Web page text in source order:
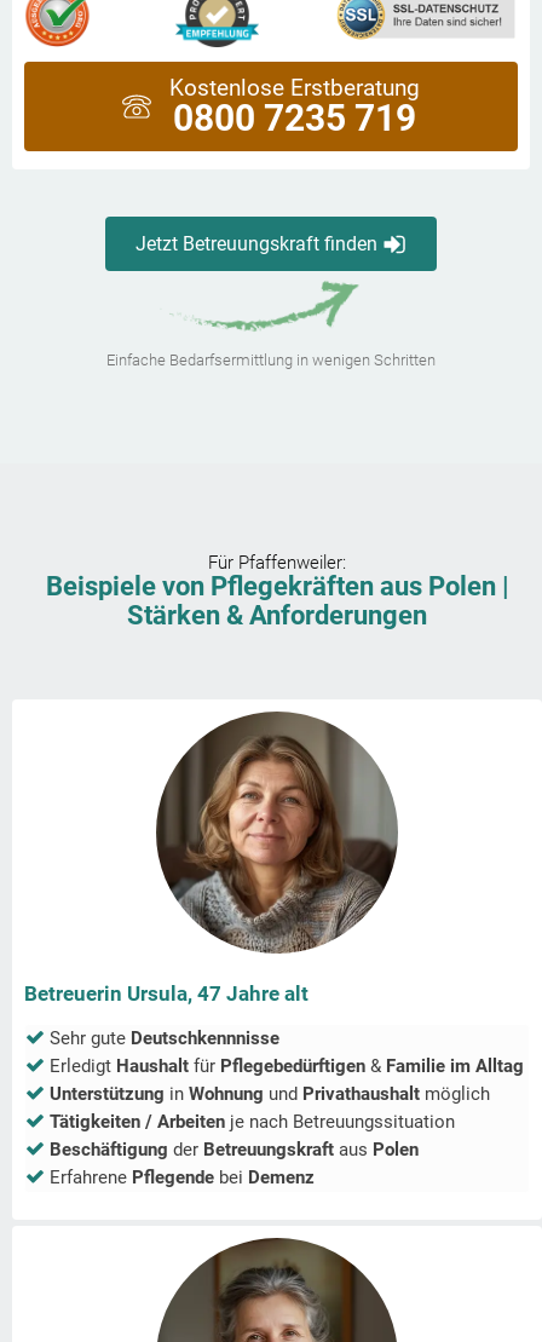
Kostenlose Erstberatung
0800 7235 719
Jetzt Betreuungskraft finden
Einfache Bedarfsermittlung in wenigen Schritten
Für Pfaffenweiler:
Beispiele von Pflegekräften aus Polen |
Stärken & Anforderungen
Betreuerin Ursula, 47 Jahre alt
Sehr gute Deutschkennnisse
Erledigt Haushalt für Pflegebedürftigen & Familie im Alltag
Unterstützung in Wohnung und Privathaushalt möglich
Tätigkeiten / Arbeiten je nach Betreuungssituation
Beschäftigung der Betreuungskraft aus Polen
Erfahrene Pflegende bei Demenz